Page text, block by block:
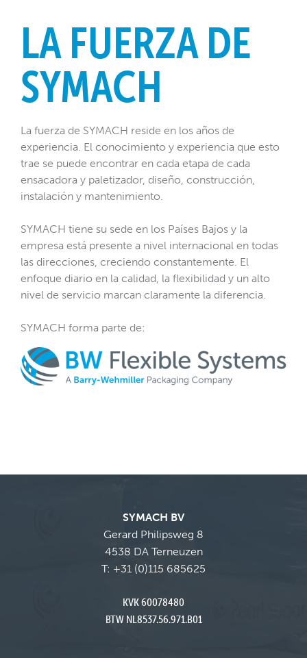
LA FUERZA DE
SYMACH
La fuerza de SYMACH reside en los años de
experiencia. El conocimiento y experiencia que esto
trae se puede encontrar en cada etapa de cada
ensacadora y paletizador, diseño, construcción,
instalación y mantenimiento.
SYMACH tiene su sede en los Países Bajos y la
empresa está presente a nivel internacional en todas
las direcciones, creciendo constantemente. El
enfoque diario en la calidad, la flexibilidad y un alto
nivel de servicio marcan claramente la diferencia.
SYMACH forma parte de:
SYMACH BV
Gerard Philipsweg 8
4538 DA Terneuzen
T: +31 (0)115 685625
KVK 60078480
BTW NL8537.56.971.B01